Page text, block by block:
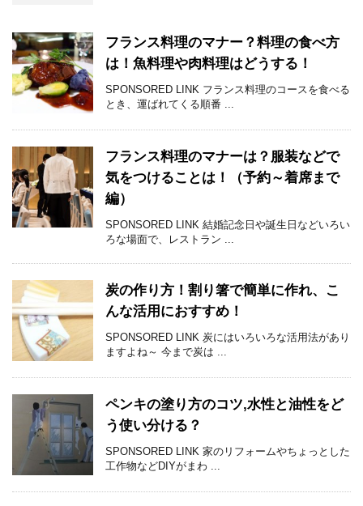
フランス料理のマナー？料理の食べ方
は！魚料理や肉料理はどうする！
SPONSORED LINK フランス料理のコースを食べる
とき、運ばれてくる順番 ...
フランス料理のマナーは？服装などで
気をつけることは！（予約～着席まで
編）
SPONSORED LINK 結婚記念日や誕生日などいろい
ろな場面で、レストラン ...
炭の作り方！割り箸で簡単に作れ、こ
んな活用におすすめ！
SPONSORED LINK 炭にはいろいろな活用法があり
ますよね～ 今まで炭は ...
ペンキの塗り方のコツ,水性と油性をど
う使い分ける？
SPONSORED LINK 家のリフォームやちょっとした
工作物などDIYがまわ ...